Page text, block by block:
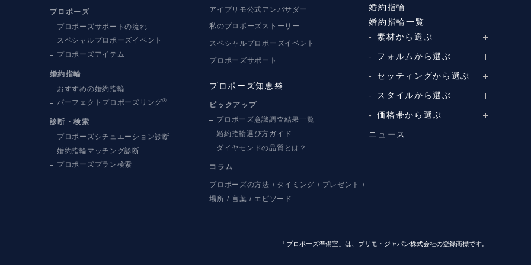
プロポーズ
プロポーズサポートの流れ
スペシャルプロポーズイベント
プロポーズアイテム
婚約指輪
おすすめの婚約指輪
パーフェクトプロポーズリング®
診断・検索
プロポーズシチュエーション診断
婚約指輪マッチング診断
プロポーズプラン検索
アイプリモ公式アンバサダー
私のプロポーズストーリー
スペシャルプロポーズイベント
プロポーズサポート
プロポーズ知恵袋
ピックアップ
プロポーズ意識調査結果一覧
婚約指輪選び方ガイド
ダイヤモンドの品質とは？
コラム
プロポーズの方法 タイミング
プレゼント
場所
言葉 エピソード
婚約指輪
婚約指輪一覧
素材から選ぶ
プラチナ
コンビネーション
フォルムから選ぶ
ストレートライン
ウェーブライン
セッティングから選ぶ
ソリテール
ワンサイドメレ
ラインメレ
スタイルから選ぶ
シンプル
価格帯から選ぶ
50万円台～
ニュース
「プロポーズ準備室」は、プリモ・ジャパン株式会社の登録商標です。